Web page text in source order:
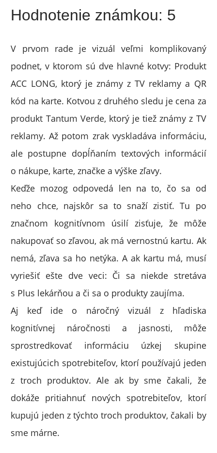
Hodnotenie známkou: 5
V prvom rade je vizuál veľmi komplikovaný
podnet, v ktorom sú dve hlavné kotvy: Produkt
ACC LONG, ktorý je známy z TV reklamy a QR
kód na karte. Kotvou z druhého sledu je cena za
produkt Tantum Verde, ktorý je tiež známy z TV
reklamy. Až potom zrak vyskladáva informáciu,
ale postupne dopĺňaním textových informácií
o nákupe, karte, značke a výške zľavy.
Keďže mozog odpovedá len na to, čo sa od
neho chce, najskôr sa to snaží zistiť. Tu po
značnom kognitívnom úsilí zisťuje, že môže
nakupovať so zľavou, ak má vernostnú kartu. Ak
nemá, zľava sa ho netýka. A ak kartu má, musí
vyriešiť ešte dve veci: Či sa niekde stretáva
s Plus lekárňou a či sa o produkty zaujíma.
Aj keď ide o náročný vizuál z hľadiska
kognitívnej náročnosti a jasnosti, môže
sprostredkovať informáciu úzkej skupine
existujúcich spotrebiteľov, ktorí používajú jeden
z troch produktov. Ale ak by sme čakali, že
dokáže pritiahnuť nových spotrebiteľov, ktorí
kupujú jeden z týchto troch produktov, čakali by
sme márne.